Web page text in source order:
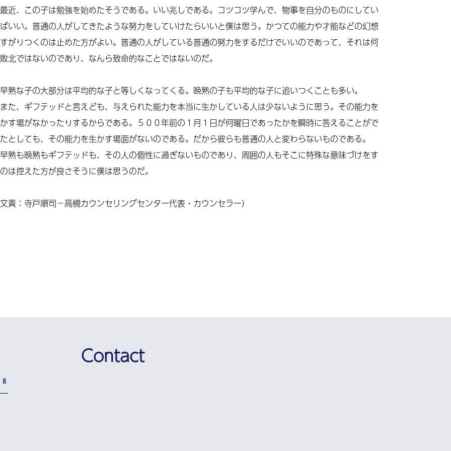
近、この子は勉強を始めたそうである。いい兆しである。コツコツ学んで、物事を自分のものにしてい
いい。普通の人がしてきたような努力をしていけたらいいと僕は思う。かつての能力や才能などの幻想
がりつくのは止めた方がよい。普通の人がしている普通の努力をするだけでいいのであって、それは何
北ではないのであり、なんら致命的なことではないのだ。
熟な子の大部分は平均的な子と等しくなってくる。晩熟の子も平均的な子に追いつくことも多い。
た、ギフテッドと言えども、与えられた能力を本当に生かしている人は少ないように思う。その能力を
す場がなかったりするからである。５００年前の１月１日が何曜日であったかを瞬時に答えることがで
としても、その能力を生かす場面がないのである。だから彼らも普通の人と変わらないものである。
熟も晩熟もギフテッドも、その人の個性に過ぎないものであり、周囲の人もそこに特殊な意味づけをす
は控えた方が良さそうに僕は思うのだ。
文責：寺戸順司－高槻カウンセリングセンター代表・カウンセラー）
Contact